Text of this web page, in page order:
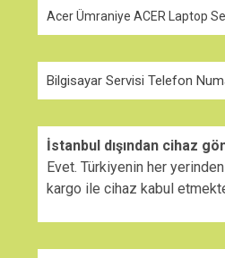
Acer Ümraniye ACER Laptop
Bilgisayar Servisi Telefon
İstanbul dışından cihaz
Evet. Türkiyenin her
kargo ile cihaz kabul